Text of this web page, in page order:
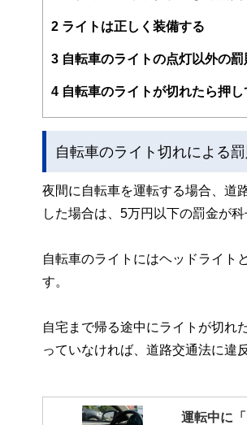
FinancialFieldの特徴は、ファ
ー、公認会計士、社会保険労
と、読み応えのあるコンテンツ
私たちは、快適でより良い生
2 ライトは正しく装備する
3 自転車のライトの点灯以外の罰
4 自転車のライトが切れたら押し
自転車のライト切れによる罰
夜間に自転車を運転する場合、道
した場合は、5万円以下の罰金が
自転車のライトにはヘッドライト
す。
自宅まで帰る途中にライトが切れ
っていなければ、道路交通法に違
運転中に